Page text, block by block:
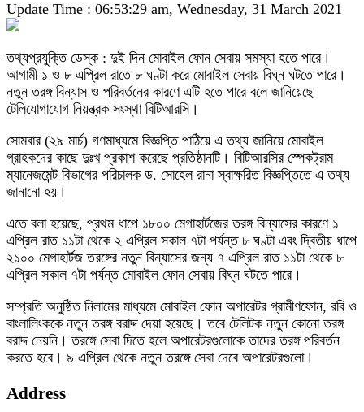
Update Time : 06:53:29 am, Wednesday, 31 March 2021
তথ্যপ্রযুক্তি ডেস্ক : দুই দিন মোবাইল ফোন সেবায় সমস্যা হতে পারে।
আগামী ১ ও ৮ এপ্রিল রাতে ৮ ঘণ্টা করে মোবাইল সেবায় বিঘ্ন ঘটতে পারে।
নতুন তরঙ্গ বিন্যাস ও পরিবর্তনের কারণে এটি হতে পারে বলে জানিয়েছে
টেলিযোগাযোগ নিয়ন্ত্রক সংস্থা বিটিআরসি।
সোমবার (২৯ মার্চ) গণমাধ্যমে বিজ্ঞপ্তি পাঠিয়ে এ তথ্য জানিয়ে মোবাইল
গ্রাহকদের কাছে দুঃখ প্রকাশ করেছে প্রতিষ্ঠানটি। বিটিআরসির স্পেকট্রাম
ম্যানেজমেন্ট বিভাগের পরিচালক ড. সোহেল রানা স্বাক্ষরিত বিজ্ঞপ্তিতে এ তথ্য
জানানো হয়।
এতে বলা হয়েছে, প্রথম ধাপে ১৮০০ মেগাহার্টজের তরঙ্গ বিন্যাসের কারণে ১
এপ্রিল রাত ১১টা থেকে ২ এপ্রিল সকাল ৭টা পর্যন্ত ৮ ঘণ্টা এবং দ্বিতীয় ধাপে
২১০০ মেগাহার্টজ তরঙ্গের নতুন বিন্যাসের জন্য ৭ এপ্রিল রাত ১১টা থেকে ৮
এপ্রিল সকাল ৭টা পর্যন্ত মোবাইল ফোন সেবায় বিঘ্ন ঘটতে পারে।
সম্প্রতি অনুষ্ঠিত নিলামের মাধ্যমে মোবাইল ফোন অপারেটর গ্রামীণফোন, রবি ও
বাংলালিংককে নতুন তরঙ্গ বরাদ্দ দেয়া হয়েছে। তবে টেলিটক নতুন কোনো তরঙ্গ
বরাদ্দ নেয়নি। তরঙ্গে সেবা দিতে হলে অপারেটরগুলোকে তাদের তরঙ্গ পরিবর্তন
করতে হবে। ৯ এপ্রিল থেকে নতুন তরঙ্গে সেবা দেবে অপারেটরগুলো।
Address